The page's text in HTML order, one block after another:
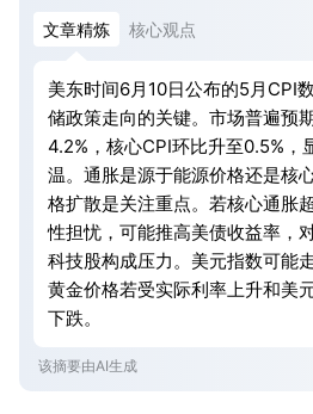
文章精炼 核心观点
美东时间6月10日公布的5月CPI
储政策走向的关键。市场普遍预
4.2%，核心CPI环比升至0.5%，
温。通胀是源于能源价格还是核
格扩散是关注重点。若核心通胀
性担忧，可能推高美债收益率，
科技股构成压力。美元指数可能
黄金价格若受实际利率上升和美
下跌。
该摘要由AI生成